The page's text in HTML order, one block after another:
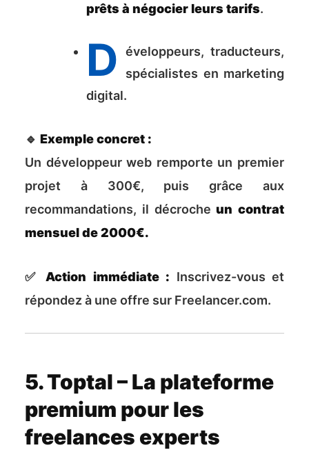
prêts à négocier leurs tarifs.
D
éveloppeurs, traducteurs,
spécialistes en marketing
digital.
🔹 Exemple concret :
Un développeur web remporte un premier
projet à 300€, puis grâce aux
recommandations, il décrocheun contrat
mensuel de 2000€.
✅ Action immédiate : Inscrivez-vous et
répondez à une offre sur Freelancer.com.
5. Toptal – La plateforme
premium pour les
freelances experts